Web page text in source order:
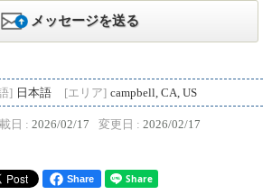
メッセージを送る
] 日本語 [エリア] campbell, CA, US
日 : 2026/02/17 変更日 : 2026/02/17
Share